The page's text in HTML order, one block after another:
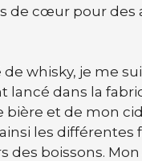
de cœur pour des
de whisky, je me
lancé dans la
bière et de mon
les différentes
des boissons.